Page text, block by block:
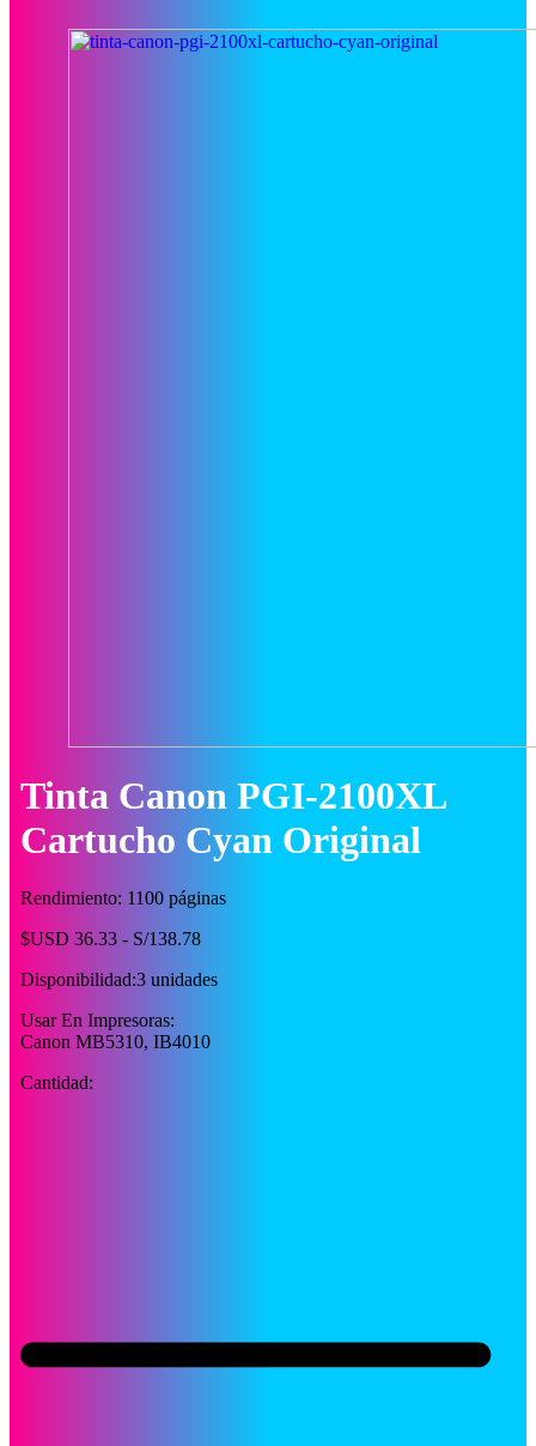
Tinta Canon PGI-2100XL
Cartucho Cyan Original
Rendimiento: 1100 páginas
$USD 36.33 - S/138.78
Disponibilidad:3 unidades
Usar En Impresoras:
Canon MB5310, IB4010
Cantidad: